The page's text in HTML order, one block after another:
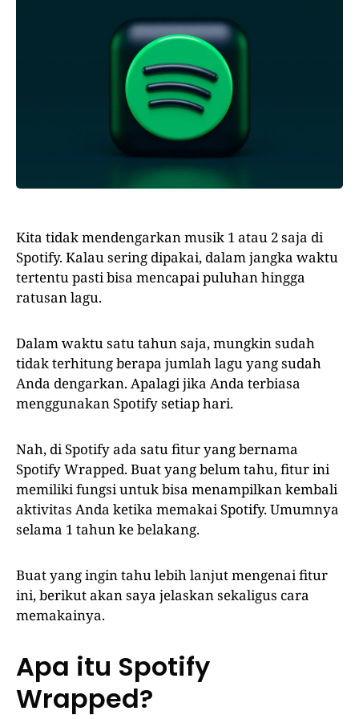
Kita tidak mendengarkan musik 1 atau 2 saja di
Spotify. Kalau sering dipakai, dalam jangka waktu
tertentu pasti bisa mencapai puluhan hingga
ratusan lagu.
Dalam waktu satu tahun saja, mungkin sudah
tidak terhitung berapa jumlah lagu yang sudah
Anda dengarkan. Apalagi jika Anda terbiasa
menggunakan Spotify setiap hari.
Nah, di Spotify ada satu fitur yang bernama
Spotify Wrapped. Buat yang belum tahu, fitur ini
memiliki fungsi untuk bisa menampilkan kembali
aktivitas Anda ketika memakai Spotify. Umumnya
selama 1 tahun ke belakang.
Buat yang ingin tahu lebih lanjut mengenai fitur
ini, berikut akan saya jelaskan sekaligus cara
memakainya.
Apa itu Spotify
Wrapped?